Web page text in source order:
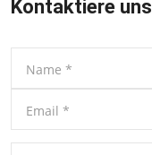
Kontaktiere uns
Name *
Email *